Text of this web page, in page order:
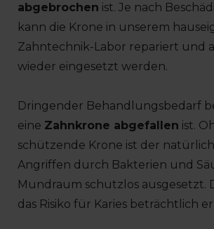
abgebrochen ist. Je nach
kann die Krone in unserem
Zahntechnik-Labor repariert und
wieder eingesetzt werden.
Dringender Behandlungsbedarf
eine Zahnkrone abgefallen ist.
schützende Krone ist der
Angriffen durch Bakterien und
Mundraum schutzlos ausgesetzt.
das Risiko für Karies beträchtlich